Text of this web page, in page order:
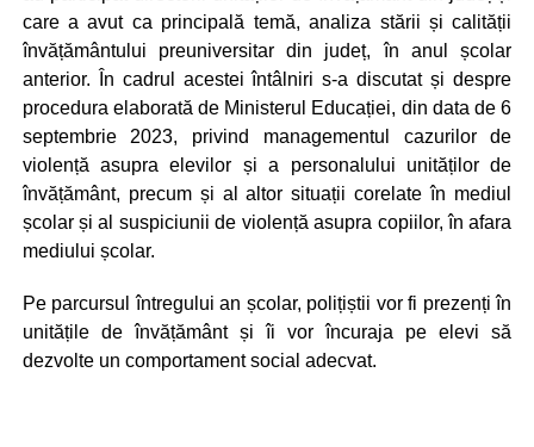
care a avut ca principală temă, analiza stării și calității
învățământului preuniversitar din județ, în anul școlar
anterior. În cadrul acestei întâlniri s-a discutat și despre
procedura elaborată de Ministerul Educației, din data de 6
septembrie 2023, privind managementul cazurilor de
violență asupra elevilor și a personalului unităților de
învățământ, precum și al altor situații corelate în mediul
școlar și al suspiciunii de violență asupra copiilor, în afara
mediului școlar.
Pe parcursul întregului an școlar, polițiștii vor fi prezenți în
unitățile de învățământ și îi vor încuraja pe elevi să
dezvolte un comportament social adecvat.